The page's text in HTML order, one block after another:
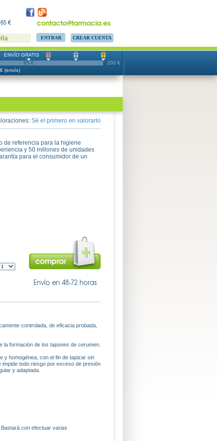
contacto@farmacia.es
€
CREAR CUENTA
200 €
ENVÍO GRATIS
65 €
(envío)
Sé el primero en valorarlo
de referencia para la higiene
y 50 millones de unidades
para el consumidor de un
Envío en 48-72 horas
controlada, de eficacia probada,
la formación de los tapones de cerumen.
y homogénea, con el fin de tapizar sin
todo riesgo por exceso de presión
y adaptada.
con efectuar varias